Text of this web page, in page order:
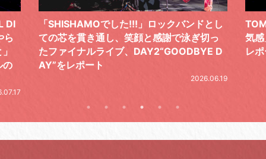
し
っ
D
TOMOO、３台の鍵盤で「6月から7月の空
気感」を鮮やかに描いた、FC限定ライブを
レポート
筋
の
と